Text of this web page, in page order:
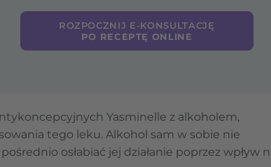
ROZPOCZNIJ E-KONSULTACJĘ
PO RECEPTĘ ONLINE
Yasminelle z alkoholem,
tego leku. Alkohol sam w sobie nie
osłabiać jej działanie poprzez wpływ